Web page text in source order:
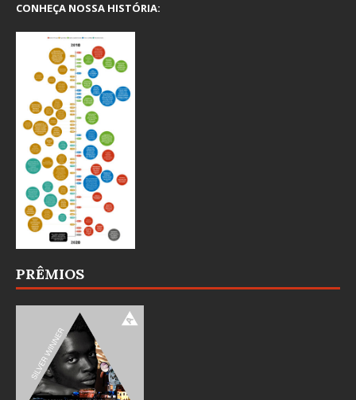
CONHEÇA NOSSA HISTÓRIA:
PRÊMIOS